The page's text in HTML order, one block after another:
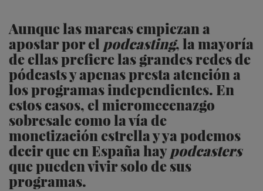
Aunque las marcas empiezan a
apostar por el podcasting, la mayoría
de ellas prefiere las grandes redes de
pódcasts y apenas presta atención a
los programas independientes. En
estos casos, el micromecenazgo
sobresale como la vía de
monetización estrella y ya podemos
decir que en España haypodcasters
que pueden vivir solo de sus
programas.